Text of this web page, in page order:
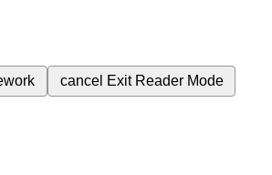
cancel Exit Reader Mode